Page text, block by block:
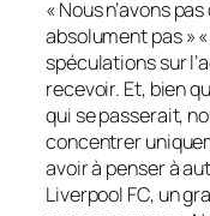
« Nous n’avons
absolument pas »
spéculations sur
recevoir. Et, bien
qui se passerait,
concentrer
avoir à penser à
Liverpool FC, un